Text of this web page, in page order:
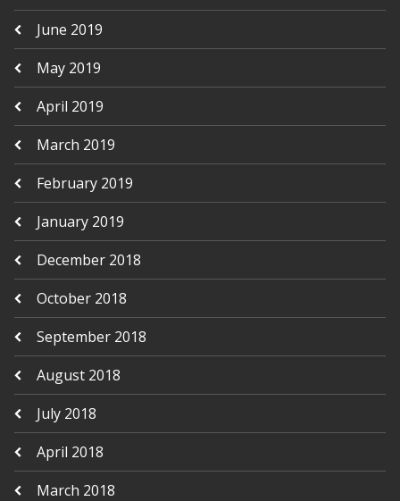
June 2019
May 2019
April 2019
March 2019
February 2019
January 2019
December 2018
October 2018
September 2018
August 2018
July 2018
April 2018
March 2018